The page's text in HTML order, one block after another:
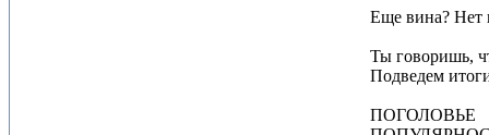
Еще вина? Нет
Ты говоришь,
Подведем
ПОГОЛОВЬЕ